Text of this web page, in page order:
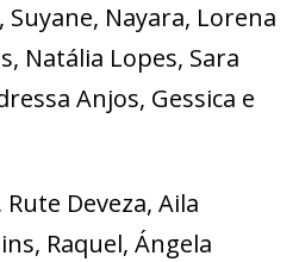
Nayara, Lorena
Natália Lopes, Sara
Anjos, Gessica e
Deveza, Aila
Raquel, Ángela